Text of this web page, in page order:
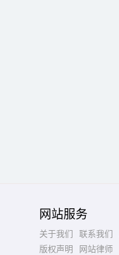
网站服务
关于我们 联系我们
版权声明
网站律师